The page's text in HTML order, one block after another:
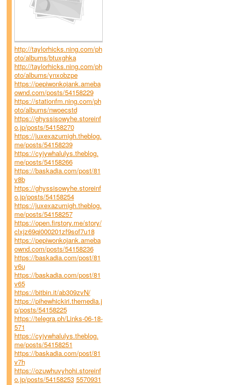
http://taylorhicks.ning.com/ph
oto/albums/btuxghka
http://taylorhicks.ning.com/ph
oto/albums/ynxobzpe
https://pepiwonkojank.ameba
ownd.com/posts/54158229
https://stationfm.ning.com/ph
oto/albums/nwoecstd
https://ghyssisowyhe.storeinf
o.jp/posts/54158270
https://juxexazumigh.theblog.
me/posts/54158239
https://cyjywhalulys.theblog.
me/posts/54158266
https://baskadia.com/post/81
v8b
https://ghyssisowyhe.storeinf
o.jp/posts/54158254
https://juxexazumigh.theblog.
me/posts/54158257
https://open.firstory.me/story/
clxjz69qi000201zf9sof7u18
https://pepiwonkojank.ameba
ownd.com/posts/54158236
https://baskadia.com/post/81
v6u
https://baskadia.com/post/81
v65
https://bitbin.it/ab309zvN/
https://pihewhickiri.themedia.j
p/posts/54158225
https://telegra.ph/Links-06-18-
571
https://cyjywhalulys.theblog.
me/posts/54158251
https://baskadia.com/post/81
v7h
https://ozuwhuvyhohi.storeinf
o.jp/posts/54158253 5570931